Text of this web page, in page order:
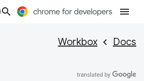
Docs
Workbox